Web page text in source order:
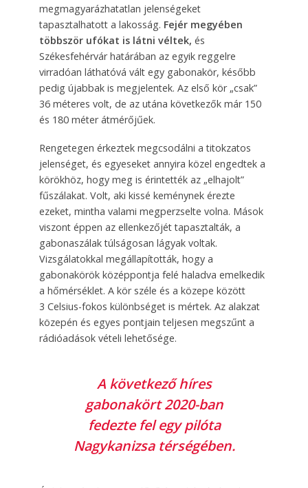
megmagyarázhatatlan jelenségeket
tapasztalhatott a lakosság. Fejér megyében
többször ufókat is látni véltek, és
Székesfehérvár határában az egyik reggelre
virradóan láthatóvá vált egy gabonakör, később
pedig újabbak is megjelentek. Az első kör „csak”
36 méteres volt, de az utána következők már 150
és 180 méter átmérőjűek.
Rengetegen érkeztek megcsodálni a titokzatos
jelenséget, és egyeseket annyira közel engedtek a
körökhöz, hogy meg is érintették az „elhajolt”
fűszálakat. Volt, aki kissé keménynek érezte
ezeket, mintha valami megperzselte volna. Mások
viszont éppen az ellenkezőjét tapasztalták, a
gabonaszálak túlságosan lágyak voltak.
Vizsgálatokkal megállapították, hogy a
gabonakörök középpontja felé haladva emelkedik
a hőmérséklet. A kör széle és a közepe között
3 Celsius-fokos különbséget is mértek. Az alakzat
közepén és egyes pontjain teljesen megszűnt a
rádióadások vételi lehetősége.
A következő híres
gabonakört 2020-ban
fedezte fel egy pilóta
Nagykanizsa térségében.